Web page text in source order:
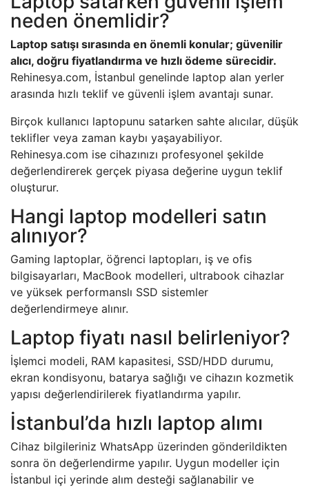
neden önemlidir?
Laptop satışı sırasında en önemli konular; güvenilir
alıcı, doğru fiyatlandırma ve hızlı ödeme sürecidir.
Rehinesya.com, İstanbul genelinde laptop alan yerler
arasında hızlı teklif ve güvenli işlem avantajı sunar.
Birçok kullanıcı laptopunu satarken sahte alıcılar, düşük
teklifler veya zaman kaybı yaşayabiliyor.
Rehinesya.com ise cihazınızı profesyonel şekilde
değerlendirerek gerçek piyasa değerine uygun teklif
oluşturur.
Hangi laptop modelleri satın
alınıyor?
Gaming laptoplar, öğrenci laptopları, iş ve ofis
bilgisayarları, MacBook modelleri, ultrabook cihazlar
ve yüksek performanslı SSD sistemler
değerlendirmeye alınır.
Laptop fiyatı nasıl belirleniyor?
İşlemci modeli, RAM kapasitesi, SSD/HDD durumu,
ekran kondisyonu, batarya sağlığı ve cihazın kozmetik
yapısı değerlendirilerek fiyatlandırma yapılır.
İstanbul’da hızlı laptop alımı
Cihaz bilgileriniz WhatsApp üzerinden gönderildikten
sonra ön değerlendirme yapılır. Uygun modeller için
İstanbul içi yerinde alım desteği sağlanabilir ve